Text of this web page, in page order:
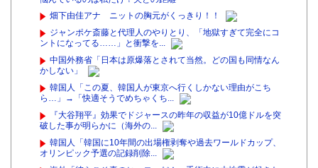
畑下由佳アナ ニットの胸元がくっきり！！
ジャンポケ斎藤と代理人のやりとり、「地獄すぎて完全にコ
ントになってる……」と衝撃を...
中国外務省「日本は原爆落とされて当然。どの国も同情なん
かしない」
韓国人「この夏、韓国人が東京へ行くしかない理由がこち
ら…」→「快適そうでめちゃくち...
『大谷翔平』効果でドジャースの昨年の収益が10億ドルを突
破した事が明らかに（海外の...
韓国人「韓国に10年間の出場権剥奪や過去ワールドカップ、
オリンピック予選の記録削除...